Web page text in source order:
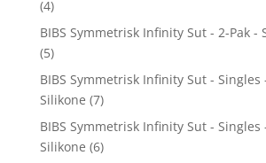
(4)
BIBS Symmetrisk Infinity Sut - 2-Pak -
(5)
BIBS Symmetrisk Infinity Sut - Singles
Silikone (7)
BIBS Symmetrisk Infinity Sut - Singles
Silikone (6)